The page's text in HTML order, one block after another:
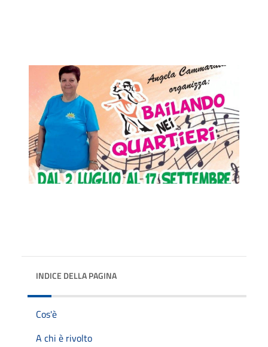
INDICE DELLA PAGINA
Cos'è
A chi è rivolto